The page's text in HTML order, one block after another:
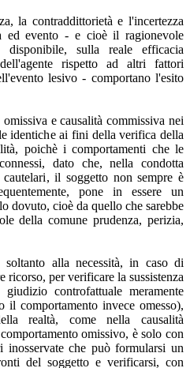
la contraddittorietà e l'incertezza
ed evento - e cioè il ragionevole
sulla reale efficacia
rispetto ad altri fattori
lesivo - comportano l'esito
e causalità commissiva nei
identiche ai fini della verifica della
poichè i comportamenti che le
dato che, nella condotta
il soggetto non sempre è
pone in essere un
dovuto, cioè da quello che sarebbe
della comune prudenza, perizia,
alla necessità, in caso di
ricorso, per verificare la sussistenza
controfattuale meramente
il comportamento invece omesso),
realtà, come nella causalità
omissivo, è solo con
inosservate che può formularsi un
del soggetto e verificarsi, con